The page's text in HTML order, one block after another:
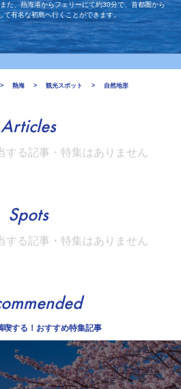
た、熱海港からフェリーにて約30分で、首都圏から
て有名な初島へ行くことができます。
熱海 観光スポット 自然地形
Articles
する記事・特集はありません
Spots
する記事・特集はありません
喫する！おすすめ特集記事